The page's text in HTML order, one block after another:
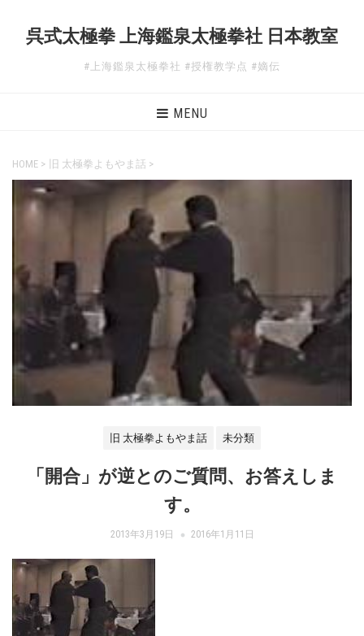
呉式太極拳 上海鑑泉太極拳社 日本教室
#上海鑑泉太極拳社 #授権教学点 #嫡伝
MENU
HOME > 旧 太極拳よもやま話 >
旧 太極拳よもやま話 未分類
「開合」が逆とのご質問、お答えしま
す。
2013年3月19日 2016年1月11日